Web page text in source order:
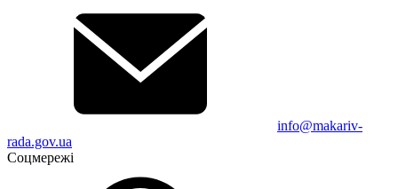
info@makariv-
rada.gov.ua
Соцмережі